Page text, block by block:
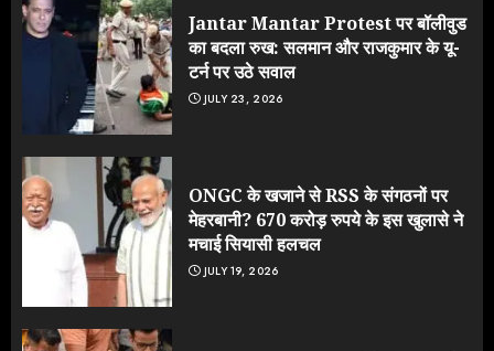
Jantar Mantar Protest पर बॉलीवुड
का बदला रुख: सलमान और राजकुमार के यू-
टर्न पर उठे सवाल
JULY 23, 2026
ONGC के खजाने से RSS के संगठनों पर
मेहरबानी? 670 करोड़ रुपये के इस खुलासे ने
मचाई सियासी हलचल
JULY 19, 2026